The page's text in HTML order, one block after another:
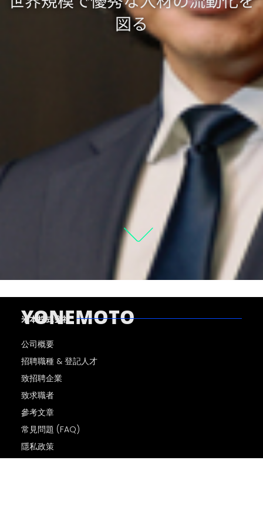
図る
YONEMOTO
米本株式会社
公司概要
招聘職種 & 登記人才
致招聘企業
致求職者
參考文章
常見問題 (FAQ)
隱私政策